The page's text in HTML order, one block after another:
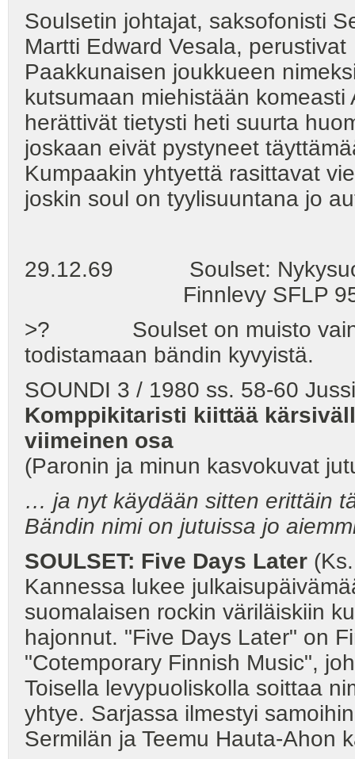
Soulsetin johtajat, saksofonisti
Martti Edward Vesala,
Paakkunaisen joukkueen
kutsumaan miehistään
herättivät tietysti heti suurta
joskaan eivät pystyneet
Kumpaakin yhtyettä rasittavat
joskin soul on tyylisuuntana jo
29.12.69 Soulset:
Finnlevy SFLP 9501
>? Soulset on muisto vain,
todistamaan bändin kyvyistä.
SOUNDI 3 / 1980 ss. 58-60
Komppikitaristi kiittää
viimeinen osa
(Paronin ja minun kasvokuvat
… ja nyt käydään sitten erittäin
Bändin nimi on jutuissa jo
SOULSET: Five Days Later
Kannessa lukee
suomalaisen rockin väriläiskiin
hajonnut. "Five Days Later" on
"Cotemporary Finnish Music",
Toisella levypuoliskolla soittaa
yhtye. Sarjassa ilmestyi
Sermilän ja Teemu Hauta-Ahon